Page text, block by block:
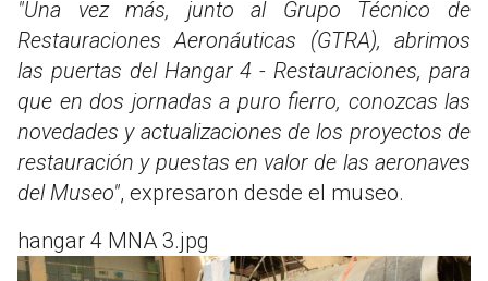
"Una vez más, junto al Grupo Técnico de
Restauraciones Aeronáuticas (GTRA), abrimos
las puertas del Hangar 4 - Restauraciones, para
que en dos jornadas a puro fierro, conozcas las
novedades y actualizaciones de los proyectos de
restauración y puestas en valor de las aeronaves
del Museo", expresaron desde el museo.
hangar 4 MNA 3.jpg